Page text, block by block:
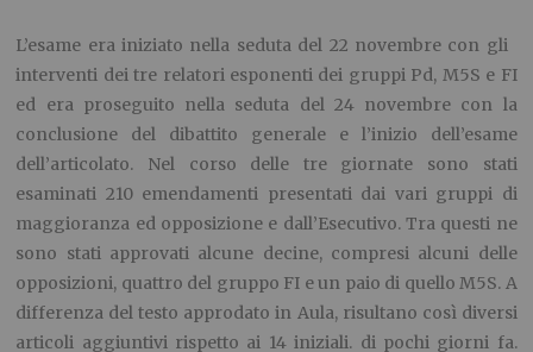
L’esame era iniziato nella seduta del 22 novembre con gli
interventi dei tre relatori esponenti dei gruppi Pd, M5S e FI
ed era proseguito nella seduta del 24 novembre con la
conclusione del dibattito generale e l’inizio dell’esame
dell’articolato. Nel corso delle tre giornate sono stati
esaminati 210 emendamenti presentati dai vari gruppi di
maggioranza ed opposizione e dall’Esecutivo. Tra questi ne
sono stati approvati alcune decine, compresi alcuni delle
opposizioni, quattro del gruppo FI e un paio di quello M5S. A
differenza del testo approdato in Aula, risultano così diversi
articoli aggiuntivi rispetto ai 14 iniziali. di pochi giorni fa.